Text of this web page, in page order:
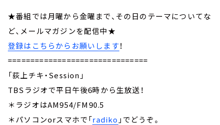
★番組では月曜から金曜まで、その日のテーマについてな
ど、メールマガジンを配信中★
登録はこちらからお願いします！
===============================
「荻上チキ・Session」
TBSラジオで平日午後6時から生放送！
＊ラジオはAM954/FM90.5
＊パソコンorスマホで「radiko 」でどうぞ。